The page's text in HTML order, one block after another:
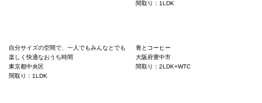
間取り：1LDK
自分サイズの空間で、一人でもみんなとでも
楽しく快適なおうち時間
東京都中央区
間取り：1LDK
青とコーヒー
大阪府豊中市
間取り：2LDK+WTC